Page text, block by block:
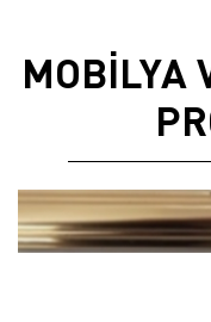
MOBİLYA